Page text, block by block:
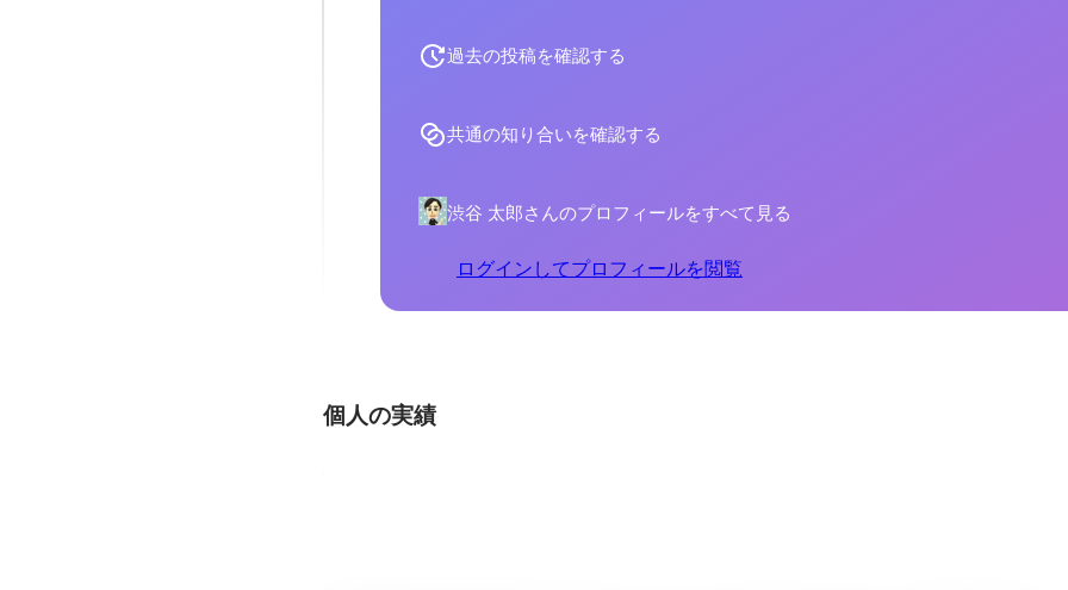
過去の投稿を確認する
共通の知り合いを確認する
渋谷 太郎さんのプロフィールをすべて見る
ログインしてプロフィールを閲覧
個人の実績